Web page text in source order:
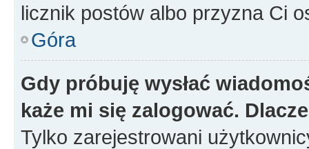
licznik postów albo przyzna Ci
Góra
Gdy próbuję wysłać
każe mi się zalogować.
Tylko zarejestrowani